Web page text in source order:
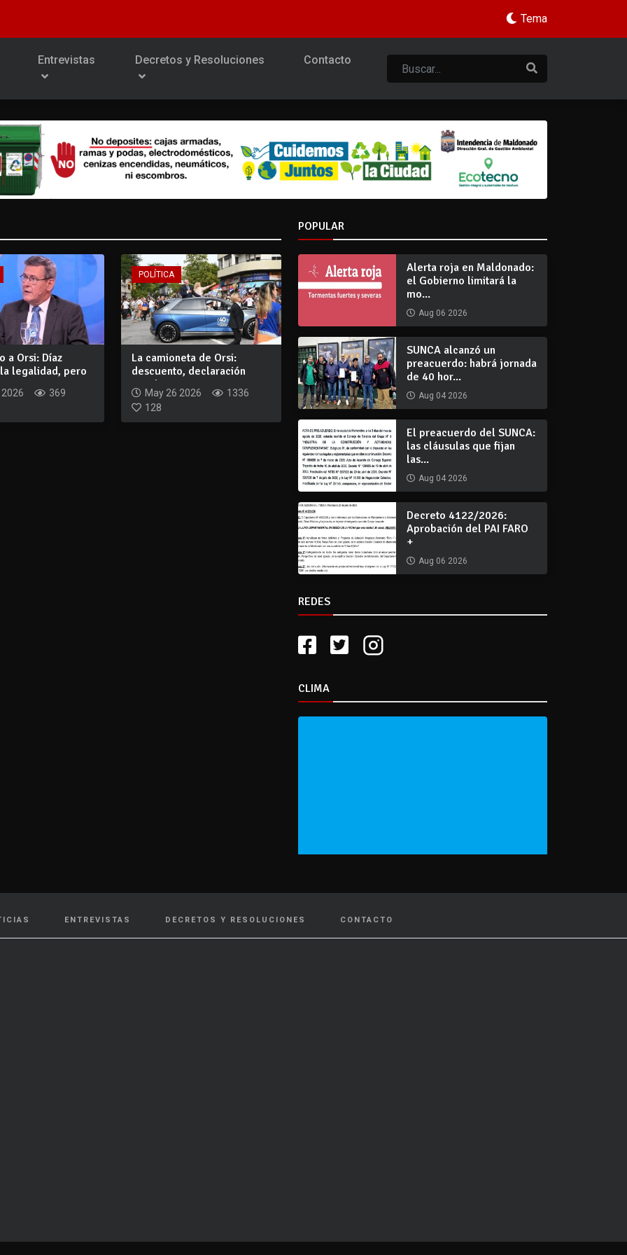
Tema
Entrevistas Decretos y Resoluciones Contacto
a Orsi: Díaz
legalidad, pero
2026
369
POLÍTICA
La camioneta de Orsi:
descuento, declaración
jurada y una op...
May 26 2026
1336
128
POPULAR
Alerta roja en Maldonado:
el Gobierno limitará la
mo...
Aug 06 2026
SUNCA alcanzó un
preacuerdo: habrá jornada
de 40 hor...
Aug 04 2026
El preacuerdo del SUNCA:
las cláusulas que fijan
las...
Aug 04 2026
Decreto 4122/2026:
Aprobación del PAI FARO
+
Aug 06 2026
REDES
CLIMA
ENTREVISTAS DECRETOS Y RESOLUCIONES CONTACTO